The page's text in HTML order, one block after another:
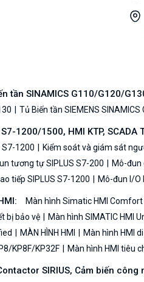
tần SINAMICS G110/G120/
Tủ Biến tần SIEMENS SINAMICS
1200/1500, HMI KTP, SCADA
S7-1200 Kiểm soát và giám sát
tương tự SIPLUS S7-200 Mô-đun
tiếp SIPLUS S7-1200 Mô-đun I/O
Màn hình Simatic HMI Comfort
bị bảo vệ
Màn hình SIMATIC HMI
MÀN HÌNH HMI Màn hình HMI
KP8F/KP32F
Màn hình HMI tiêu
SIRIUS, Cảm biến